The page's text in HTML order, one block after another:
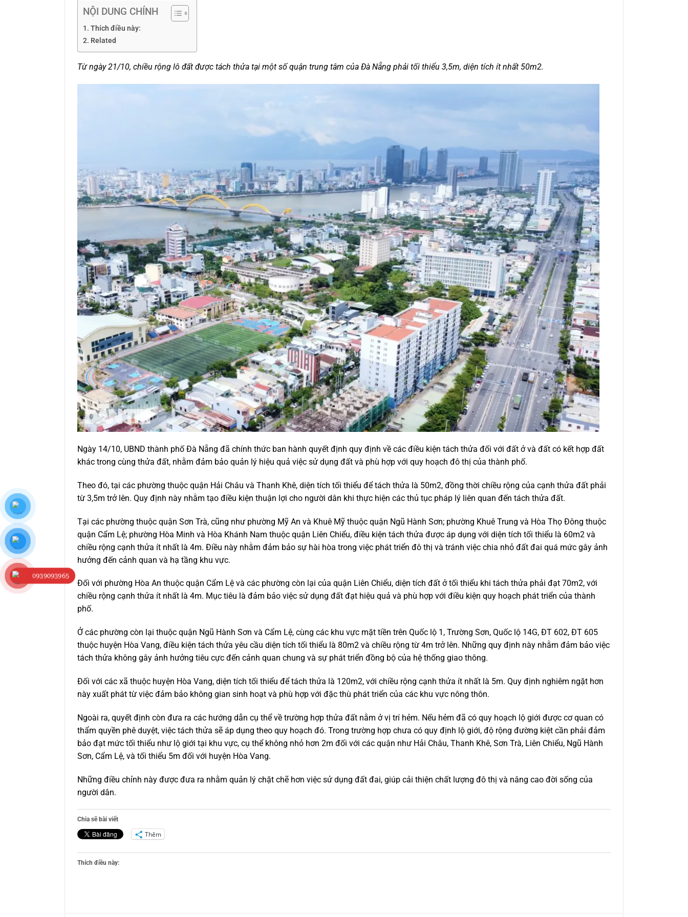
NỘI DUNG CHÍNH
Thích điều này:
Related
Từ ngày 21/10, chiều rộng lô đất được tách thửa tại một số quận trung tâm của Đà Nẵng phải tối thiểu 3,5m, diện tích ít nhất 50m2.
Ngày 14/10, UBND thành phố Đà Nẵng đã chính thức ban hành quyết định quy định về các điều kiện tách thửa đối với đất ở và đất có kết hợp đất
khác trong cùng thửa đất, nhằm đảm bảo quản lý hiệu quả việc sử dụng đất và phù hợp với quy hoạch đô thị của thành phố.
Theo đó, tại các phường thuộc quận Hải Châu và Thanh Khê, diện tích tối thiểu để tách thửa là 50m2, đồng thời chiều rộng của cạnh thửa đất phải
từ 3,5m trở lên. Quy định này nhằm tạo điều kiện thuận lợi cho người dân khi thực hiện các thủ tục pháp lý liên quan đến tách thửa đất.
Tại các phường thuộc quận Sơn Trà, cũng như phường Mỹ An và Khuê Mỹ thuộc quận Ngũ Hành Sơn; phường Khuê Trung và Hòa Thọ Đông thuộc
quận Cẩm Lệ; phường Hòa Minh và Hòa Khánh Nam thuộc quận Liên Chiểu, điều kiện tách thửa được áp dụng với diện tích tối thiểu là 60m2 và
chiều rộng cạnh thửa ít nhất là 4m. Điều này nhằm đảm bảo sự hài hòa trong việc phát triển đô thị và tránh việc chia nhỏ đất đai quá mức gây ảnh
hưởng đến cảnh quan và hạ tầng khu vực.
Đối với phường Hòa An thuộc quận Cẩm Lệ và các phường còn lại của quận Liên Chiểu, diện tích đất ở tối thiểu khi tách thửa phải đạt 70m2, với
chiều rộng cạnh thửa ít nhất là 4m. Mục tiêu là đảm bảo việc sử dụng đất đạt hiệu quả và phù hợp với điều kiện quy hoạch phát triển của thành
phố.
Ở các phường còn lại thuộc quận Ngũ Hành Sơn và Cẩm Lệ, cùng các khu vực mặt tiền trên Quốc lộ 1, Trường Sơn, Quốc lộ 14G, ĐT 602, ĐT 605
thuộc huyện Hòa Vang, điều kiện tách thửa yêu cầu diện tích tối thiểu là 80m2 và chiều rộng từ 4m trở lên. Những quy định này nhằm đảm bảo việc
tách thửa không gây ảnh hưởng tiêu cực đến cảnh quan chung và sự phát triển đồng bộ của hệ thống giao thông.
Đối với các xã thuộc huyện Hòa Vang, diện tích tối thiểu để tách thửa là 120m2, với chiều rộng cạnh thửa ít nhất là 5m. Quy định nghiêm ngặt hơn
này xuất phát từ việc đảm bảo không gian sinh hoạt và phù hợp với đặc thù phát triển của các khu vực nông thôn.
Ngoài ra, quyết định còn đưa ra các hướng dẫn cụ thể về trường hợp thửa đất nằm ở vị trí hẻm. Nếu hẻm đã có quy hoạch lộ giới được cơ quan có
thẩm quyền phê duyệt, việc tách thửa sẽ áp dụng theo quy hoạch đó. Trong trường hợp chưa có quy định lộ giới, độ rộng đường kiệt cần phải đảm
bảo đạt mức tối thiểu như lộ giới tại khu vực, cụ thể không nhỏ hơn 2m đối với các quận như Hải Châu, Thanh Khê, Sơn Trà, Liên Chiểu, Ngũ Hành
Sơn, Cẩm Lệ, và tối thiểu 5m đối với huyện Hòa Vang.
Những điều chỉnh này được đưa ra nhằm quản lý chặt chẽ hơn việc sử dụng đất đai, giúp cải thiện chất lượng đô thị và nâng cao đời sống của
người dân.
Chia sẽ bài viết
Thêm
Thích điều này:
0939093965